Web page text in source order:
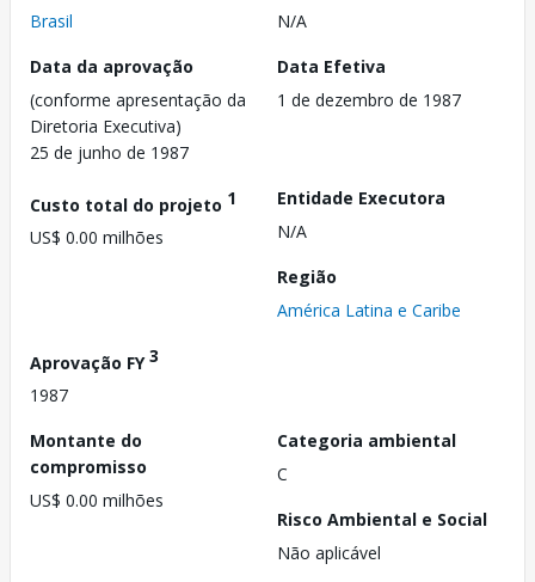
Brasil
N/A
Data da aprovação
(conforme apresentação da
Diretoria Executiva)
25 de junho de 1987
Data Efetiva
1 de dezembro de 1987
Custo total do projeto 1
US$ 0.00 milhões
Entidade Executora
N/A
Região
América Latina e Caribe
Aprovação FY3
1987
Montante do
compromisso
US$ 0.00 milhões
Categoria ambiental
C
Risco Ambiental e Social
Não aplicável